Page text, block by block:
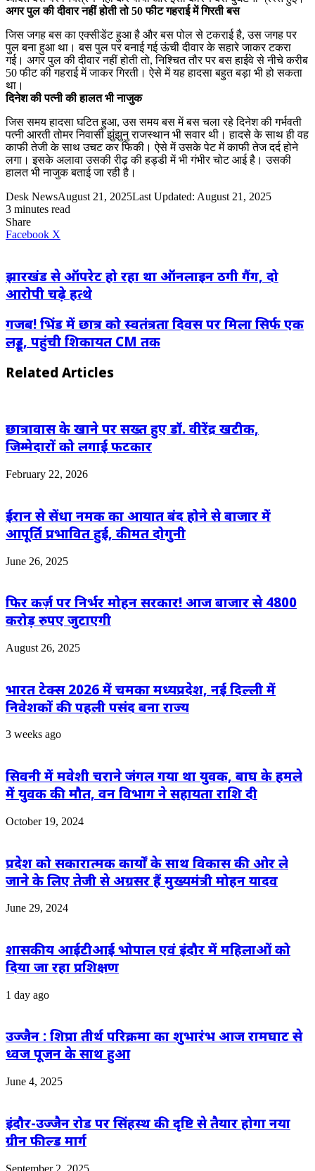
अगर पुल की दीवार नहीं होती तो 50 फीट गहराई में गिरती बस
जिस जगह बस का एक्सीडेंट हुआ है और बस पोल से टकराई है, उस जगह पर
पुल बना हुआ था। बस पुल पर बनाई गई ऊंची दीवार के सहारे जाकर टकरा
गई। अगर पुल की दीवार नहीं होती तो, निश्चित तौर पर बस हाईवे से नीचे करीब
50 फीट की गहराई में जाकर गिरती। ऐसे में यह हादसा बहुत बड़ा भी हो सकता
था।
दिनेश की पत्नी की हालत भी नाजुक
जिस समय हादसा घटित हुआ, उस समय बस में बस चला रहे दिनेश की गर्भवती
पत्नी आरती तोमर निवासी झुंझुनु राजस्थान भी सवार थी। हादसे के साथ ही वह
काफी तेजी के साथ उचट कर फिकी। ऐसे में उसके पेट में काफी तेज दर्द होने
लगा। इसके अलावा उसकी रीढ़ की हड्डी में भी गंभीर चोट आई है। उसकी
हालत भी नाजुक बताई जा रही है।
Desk NewsAugust 21, 2025Last Updated: August 21, 2025
3 minutes read
Share
Facebook X
झारखंड से ऑपरेट हो रहा था ऑनलाइन ठगी गैंग, दो
आरोपी चढ़े हत्थे
गजब! भिंड में छात्र को स्वतंत्रता दिवस पर मिला सिर्फ एक
लड्डू, पहुंची शिकायत CM तक
Related Articles
छात्रावास के खाने पर सख्त हुए डॉ. वीरेंद्र खटीक,
जिम्मेदारों को लगाई फटकार
February 22, 2026
ईरान से सेंधा नमक का आयात बंद होने से बाजार में
आपूर्ति प्रभावित हुई, कीमत दोगुनी
June 26, 2025
फिर कर्ज़ पर निर्भर मोहन सरकार! आज बाजार से 4800
करोड़ रुपए जुटाएगी
August 26, 2025
भारत टेक्स 2026 में चमका मध्यप्रदेश, नई दिल्ली में
निवेशकों की पहली पसंद बना राज्य
3 weeks ago
सिवनी में मवेशी चराने जंगल गया था युवक, बाघ के हमले
में युवक की मौत, वन विभाग ने सहायता राशि दी
October 19, 2024
प्रदेश को सकारात्मक कार्यों के साथ विकास की ओर ले
जाने के लिए तेजी से अग्रसर हैं मुख्यमंत्री मोहन यादव
June 29, 2024
शासकीय आईटीआई भोपाल एवं इंदौर में महिलाओं को
दिया जा रहा प्रशिक्षण
1 day ago
उज्जैन : शिप्रा तीर्थ परिक्रमा का शुभारंभ आज रामघाट से
ध्वज पूजन के साथ हुआ
June 4, 2025
इंदौर-उज्जैन रोड पर सिंहस्थ की दृष्टि से तैयार होगा नया
ग्रीन फील्ड मार्ग
September 2, 2025